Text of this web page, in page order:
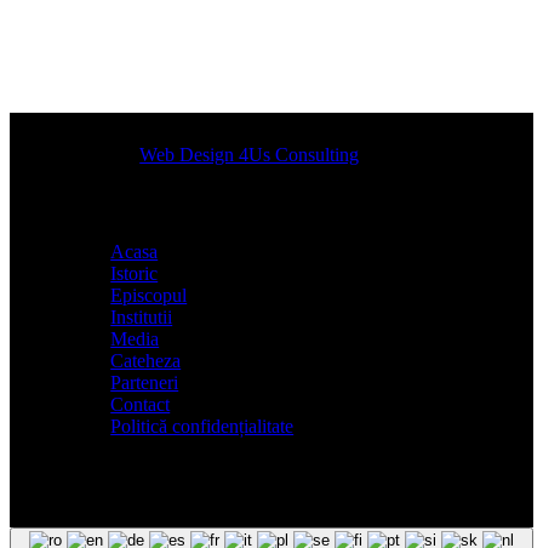
Designed byWeb Design 4Us Consulting
Acasa
Istoric
Episcopul
Institutii
Media
Cateheza
Parteneri
Contact
Politică confidențialitate